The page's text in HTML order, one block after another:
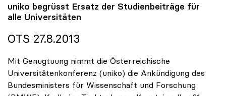
uniko begrüsst Ersatz der Studienbeiträge für
alle Universitäten
OTS 27.8.2013
Mit Genugtuung nimmt die Österreichische
Universitätenkonferenz (uniko) die Ankündigung des
Bundesministers für Wissenschaft und Forschung